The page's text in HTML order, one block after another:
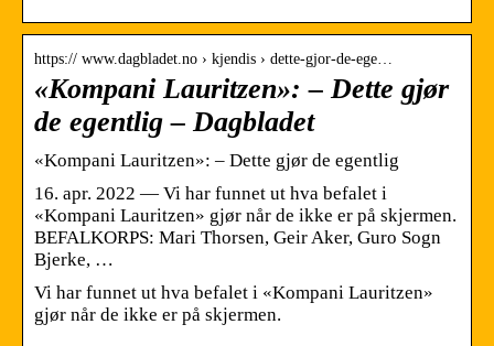
https:// www.dagbladet.no › kjendis › dette-gjor-de-ege…
«Kompani Lauritzen»: – Dette gjør
de egentlig – Dagbladet
«Kompani Lauritzen»: – Dette gjør de egentlig
16. apr. 2022 — Vi har funnet ut hva befalet i
«Kompani Lauritzen» gjør når de ikke er på skjermen.
BEFALKORPS: Mari Thorsen, Geir Aker, Guro Sogn
Bjerke, …
Vi har funnet ut hva befalet i «Kompani Lauritzen»
gjør når de ikke er på skjermen.